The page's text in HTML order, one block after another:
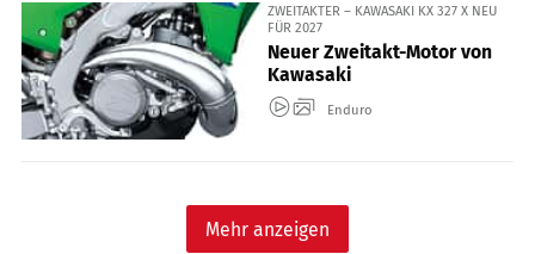
ZWEITAKTER – KAWASAKI KX 327 X NEU
FÜR 2027
Neuer Zweitakt-Motor von
Kawasaki
Enduro
Mehr anzeigen